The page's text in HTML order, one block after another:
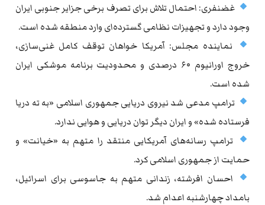
غضنفری: احتمال تلاش برای تصرف برخی جزایر جنوبی ایران
وجود دارد و تجهیزات نظامی گسترده‌ای وارد منطقه شده است.
نماینده مجلس: آمریکا خواهان توقف کامل غنی‌سازی،
خروج اورانیوم ۶۰ درصدی و محدودیت برنامه موشکی ایران
شده است.
ترامپ مدعی شد نیروی دریایی جمهوری اسلامی «به ته دریا
فرستاده شده» و ایران دیگر توان دریایی و هوایی ندارد.
ترامپ رسانه‌های آمریکایی منتقد را متهم به «خیانت» و
حمایت از جمهوری اسلامی کرد.
احسان افرشته، زندانی متهم به جاسوسی برای اسرائیل،
بامداد چهارشنبه اعدام شد.